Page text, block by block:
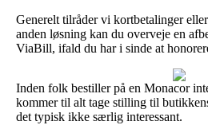
Generelt tilråder vi kortbetalinger
anden løsning kan du overveje en
ViaBill, ifald du har i sinde at
Inden folk bestiller på en Monacor
kommer til alt tage stilling til
det typisk ikke særlig interessant.